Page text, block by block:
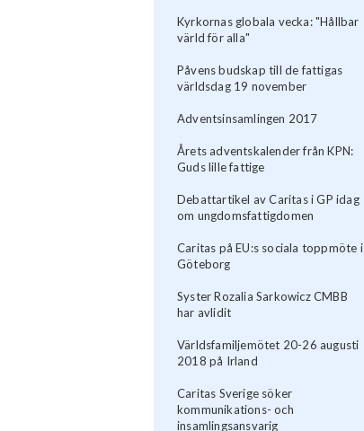
Kyrkornas globala vecka: "Hållbar
värld för alla"
Påvens budskap till de fattigas
världsdag 19 november
Adventsinsamlingen 2017
Årets adventskalender från KPN:
Guds lille fattige
Debattartikel av Caritas i GP idag
om ungdomsfattigdomen
Caritas på EU:s sociala toppmöte i
Göteborg
Syster Rozalia Sarkowicz CMBB
har avlidit
Världsfamiljemötet 20-26 augusti
2018 på Irland
Caritas Sverige söker
kommunikations- och
insamlingsansvarig